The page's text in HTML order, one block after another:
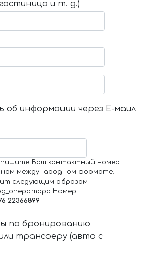
и т. д.)
об информации через Е-маил
Ваш контактный номер
международном формате.
следующим образом:
Номер
22366899
по бронированию
трансферу (авто с